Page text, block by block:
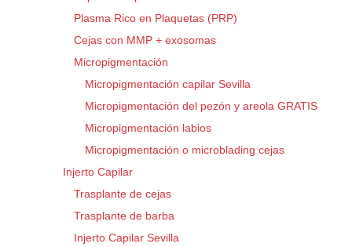
Plasma Rico en Plaquetas (PRP)
Cejas con MMP + exosomas
Micropigmentación
Micropigmentación capilar Sevilla
Micropigmentación del pezón y areola GRATIS
Micropigmentación labios
Micropigmentación o microblading cejas
Injerto Capilar
Trasplante de cejas
Trasplante de barba
Injerto Capilar Sevilla